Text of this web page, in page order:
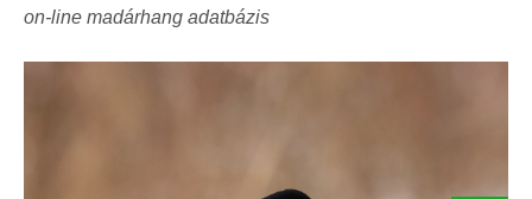
on-line madárhang adatbázis